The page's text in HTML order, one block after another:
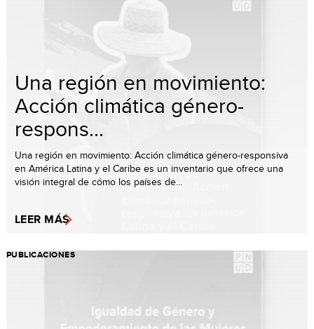
Una región en movimiento:
Acción climática género-
respons...
Una región en movimiento: Acción climática género-responsiva
en América Latina y el Caribe es un inventario que ofrece una
visión integral de cómo los países de...
LEER MÁS
PUBLICACIONES